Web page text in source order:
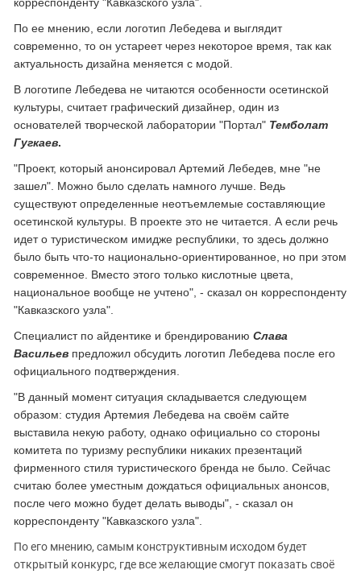
По ее мнению, если логотип Лебедева и выглядит
современно, то он устареет через некоторое время, так как
актуальность дизайна меняется с модой.
В логотипе Лебедева не читаются особенности осетинской
культуры, считает графический дизайнер, один из
основателей творческой лаборатории "Портал" Темболат
Гугкаев.
"Проект, который анонсировал Артемий Лебедев, мне "не
зашел". Можно было сделать намного лучше. Ведь
существуют определенные неотъемлемые составляющие
осетинской культуры. В проекте это не читается. А если речь
идет о туристическом имидже республики, то здесь должно
было быть что-то национально-ориентированное, но при этом
современное. Вместо этого только кислотные цвета,
национальное вообще не учтено", - сказал он корреспонденту
"Кавказского узла".
Специалист по айдентике и брендированию Слава
Васильев предложил обсудить логотип Лебедева после его
официального подтверждения.
"В данный момент ситуация складывается следующем
образом: студия Артемия Лебедева на своём сайте
выставила некую работу, однако официально со стороны
комитета по туризму республики никаких презентаций
фирменного стиля туристического бренда не было. Сейчас
считаю более уместным дождаться официальных анонсов,
после чего можно будет делать выводы", - сказал он
корреспонденту "Кавказского узла".
По его мнению, самым конструктивным исходом будет
открытый конкурс, где все желающие смогут показать своё